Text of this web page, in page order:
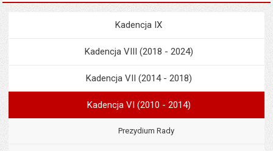
Menu
Kadencja IX
Kadencja VIII (2018 - 2024)
Kadencja VII (2014 - 2018)
Kadencja VI (2010 - 2014)
Prezydium Rady